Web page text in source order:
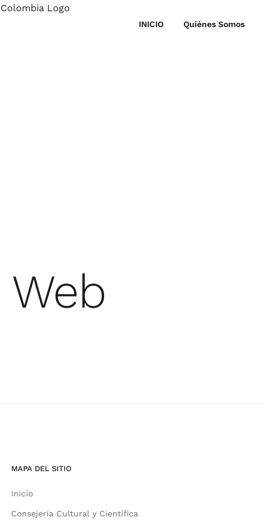
INICIO Quiénes Somos
MAPA DEL SITIO
Inicio
Consejería Cultural y Científica